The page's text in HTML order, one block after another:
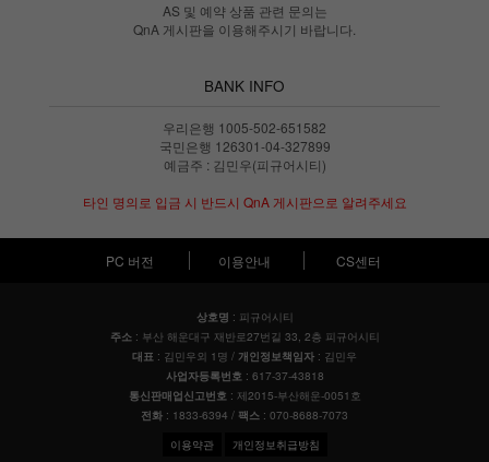
AS 및 예약 상품 관련 문의는
QnA 게시판을 이용해주시기 바랍니다.
BANK INFO
우리은행 1005-502-651582
국민은행 126301-04-327899
예금주 : 김민우(피규어시티)
타인 명의로 입금 시 반드시 QnA 게시판으로 알려주세요
PC 버전 이용안내 CS센터
상호명 : 피규어시티
주소: 부산 해운대구 재반로27번길 33, 2층 피규어시티
대표 : 김민우외 1명 / 개인정보책임자 : 김민우
사업자등록번호: 617-37-43818
통신판매업신고번호: 제2015-부산해운-0051호
전화 : 1833-6394 / 팩스 : 070-8688-7073
이용약관 개인정보취급방침